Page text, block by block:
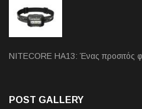
NITECORE HA13: Ένας προσιτός
POST GALLERY